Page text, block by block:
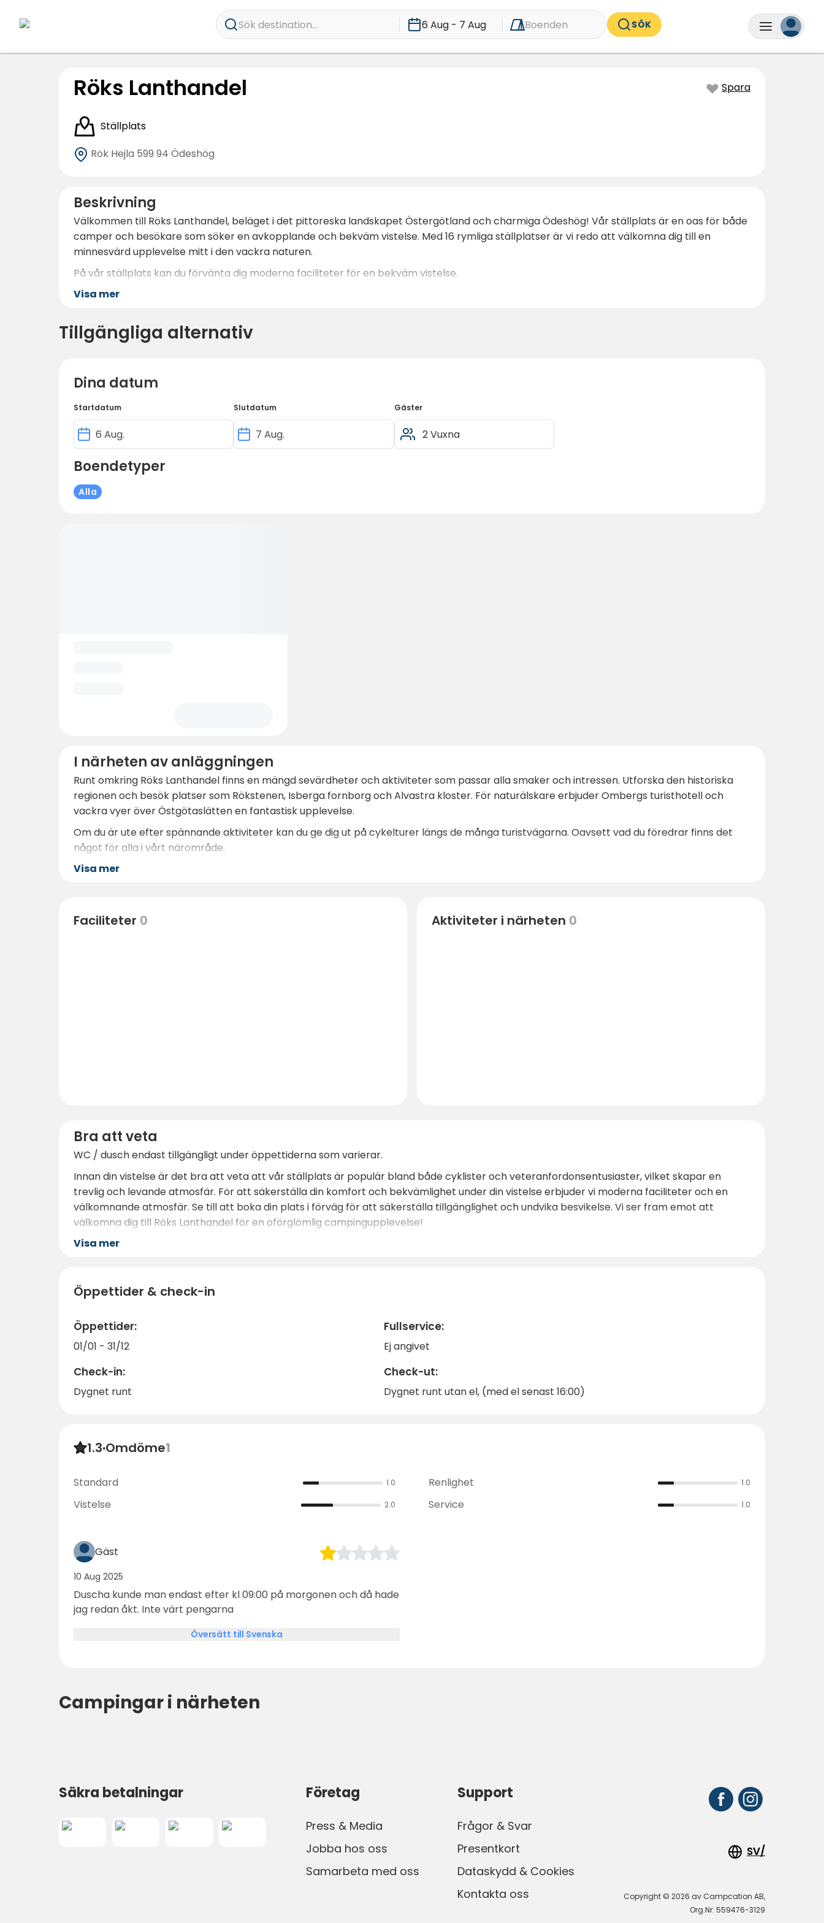
Sök destination... 6 Aug - 7 Aug Boenden SÖK
Röks Lanthandel Spara
Ställplats
Rök Hejla 599 94 Ödeshög
Beskrivning
Välkommen till Röks Lanthandel, beläget i det pittoreska landskapet Östergötland och charmiga Ödeshög! Vår ställplats är en oas för både
camper och besökare som söker en avkopplande och bekväm vistelse. Med 16 rymliga ställplatser är vi redo att välkomna dig till en
minnesvärd upplevelse mitt i den vackra naturen.
På vår ställplats kan du förvänta dig moderna faciliteter för en bekväm vistelse.
Visa mer
Tillgängliga alternativ
Dina datum
Startdatum Slutdatum Gäster
Boendetyper
Alla
I närheten av anläggningen
Runt omkring Röks Lanthandel finns en mängd sevärdheter och aktiviteter som passar alla smaker och intressen. Utforska den historiska
regionen och besök platser som Rökstenen, Isberga fornborg och Alvastra kloster. För naturälskare erbjuder Ombergs turisthotell och
vackra vyer över Östgötaslätten en fantastisk upplevelse.
Om du är ute efter spännande aktiviteter kan du ge dig ut på cykelturer längs de många turistvägarna. Oavsett vad du föredrar finns det
något för alla i vårt närområde.
Visa mer
Faciliteter 0 Aktiviteter i närheten 0
Bra att veta
WC / dusch endast tillgängligt under öppettiderna som varierar.
Innan din vistelse är det bra att veta att vår ställplats är populär bland både cyklister och veteranfordonsentusiaster, vilket skapar en
trevlig och levande atmosfär. För att säkerställa din komfort och bekvämlighet under din vistelse erbjuder vi moderna faciliteter och en
välkomnande atmosfär. Se till att boka din plats i förväg för att säkerställa tillgänglighet och undvika besvikelse. Vi ser fram emot att
välkomna dig till Röks Lanthandel för en oförglömlig campingupplevelse!
Visa mer
Öppettider & check-in
Öppettider:
01/01 - 31/12
Fullservice:
Ej angivet
Check-in:
Dygnet runt
Check-ut:
Dygnet runt utan el, (med el senast 16:00)
1.3·Omdöme1
Standard 1.0 Renlighet 1.0
Vistelse 2.0 Service 1.0
Gäst
10 Aug 2025
Duscha kunde man endast efter kl 09:00 på morgonen och då hade
jag redan åkt. Inte värt pengarna
Översätt till Svenska
Campingar i närheten
Säkra betalningar Företag
Press & Media
Jobba hos oss
Samarbeta med oss
Support
Frågor & Svar
Presentkort
Dataskydd & Cookies
Kontakta oss
SV/
Copyright © 2026 av Campcation AB,
Org.Nr: 559476-3129